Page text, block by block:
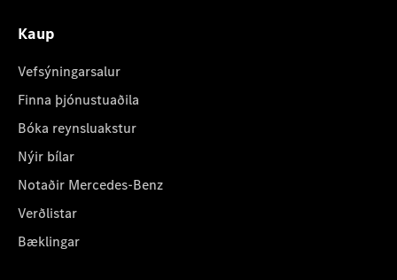
Kaup
Vefsýningarsalur
Finna þjónustuaðila
Bóka reynsluakstur
Nýir bílar
Notaðir Mercedes-Benz
Verðlistar
Bæklingar